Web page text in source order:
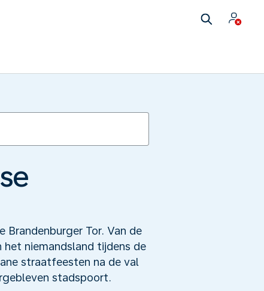
Brandenburger Tor. Van de
niemandsland tijdens de
straatfeesten na de val
stadspoort.